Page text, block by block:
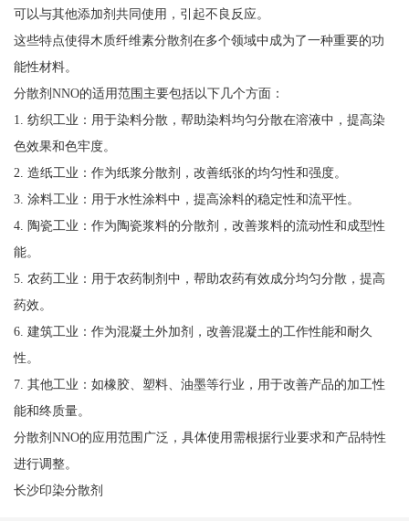
可以与其他添加剂共同使用，引起不良反应。
这些特点使得木质纤维素分散剂在多个领域中成为了一种重要的功
能性材料。
分散剂NNO的适用范围主要包括以下几个方面：
1. 纺织工业：用于染料分散，帮助染料均匀分散在溶液中，提高染
色效果和色牢度。
2. 造纸工业：作为纸浆分散剂，改善纸张的均匀性和强度。
3. 涂料工业：用于水性涂料中，提高涂料的稳定性和流平性。
4. 陶瓷工业：作为陶瓷浆料的分散剂，改善浆料的流动性和成型性
能。
5. 农药工业：用于农药制剂中，帮助农药有效成分均匀分散，提高
药效。
6. 建筑工业：作为混凝土外加剂，改善混凝土的工作性能和耐久
性。
7. 其他工业：如橡胶、塑料、油墨等行业，用于改善产品的加工性
能和终质量。
分散剂NNO的应用范围广泛，具体使用需根据行业要求和产品特性
进行调整。
长沙印染分散剂